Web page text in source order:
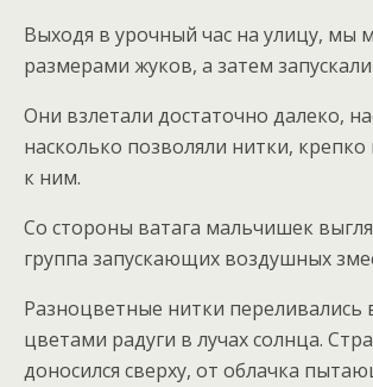
Выходя в урочный час на улицу, мы
размерами жуков, а затем
Они взлетали достаточно далеко,
насколько позволяли нитки,
к ним.
Со стороны ватага мальчишек
группа запускающих воздушных
Разноцветные нитки переливались
цветами радуги в лучах солнца.
доносился сверху, от облачка